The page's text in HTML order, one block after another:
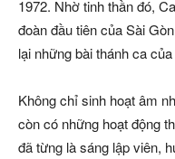
1972. Nhờ tinh thần đó,
đoàn đầu tiên của Sài
lại những bài thánh ca
Không chỉ sinh hoạt âm
còn có những hoạt động
đã từng là sáng lập viên,